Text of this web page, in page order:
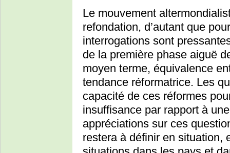
Le mouvement
refondation, d’autant que
interrogations sont
de la première phase aiguë
moyen terme, équivalence
tendance réformatrice. Les
capacité de ces réformes
insuffisance par rapport à
appréciations sur ces
restera à définir en situation,